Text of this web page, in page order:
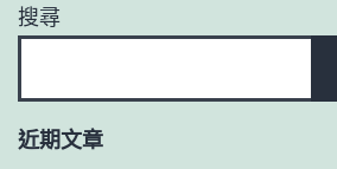
搜尋
近期文章